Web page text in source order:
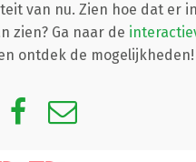
van nu. Zien hoe dat er
zien? Ga naar de
ontdek de mogelijkheden!